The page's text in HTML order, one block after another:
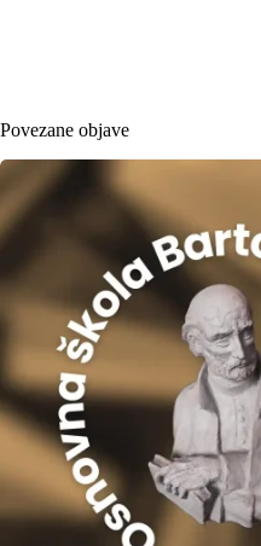
Povezane objave